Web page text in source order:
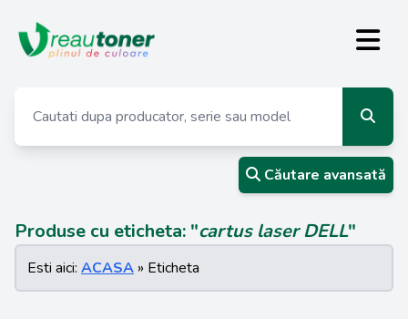
Căutare avansată
Produse cu eticheta: "cartus laser DELL"
Esti aici: ACASA » Eticheta